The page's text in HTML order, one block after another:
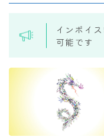
インボイ
可能です